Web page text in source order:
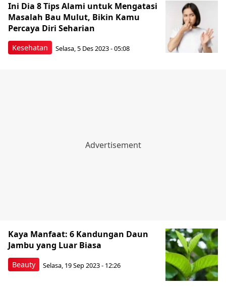
Kesehatan
Ini Dia 8 Tips Alami untuk Mengatasi
Masalah Bau Mulut, Bikin Kamu
Percaya Diri Seharian
Selasa, 5 Des 2023 - 05:08
Beauty
Kaya Manfaat: 6 Kandungan Daun
Jambu yang Luar Biasa
Selasa, 19 Sep 2023 - 12:26